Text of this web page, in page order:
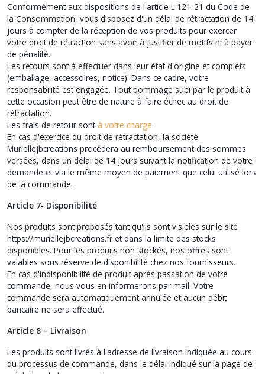
Conformément aux dispositions de l'article L.121-21 du Code de
la Consommation, vous disposez d'un délai de rétractation de 14
jours à compter de la réception de vos produits pour exercer
votre droit de rétraction sans avoir à justifier de motifs ni à payer
de pénalité.
Les retours sont à effectuer dans leur état d'origine et complets
(emballage, accessoires, notice). Dans ce cadre, votre
responsabilité est engagée. Tout dommage subi par le produit à
cette occasion peut être de nature à faire échec au droit de
rétractation.
Les frais de retour sontà votre charge.
En cas d'exercice du droit de rétractation, la société
Muriellejbcreations procédera au remboursement des sommes
versées, dans un délai de 14 jours suivant la notification de votre
demande et via le même moyen de paiement que celui utilisé lors
de la commande.
Article 7- Disponibilité
Nos produits sont proposés tant qu'ils sont visibles sur le site
https://muriellejbcreations.fr et dans la limite des stocks
disponibles. Pour les produits non stockés, nos offres sont
valables sous réserve de disponibilité chez nos fournisseurs.
En cas d'indisponibilité de produit après passation de votre
commande, nous vous en informerons par mail. Votre
commande sera automatiquement annulée et aucun débit
bancaire ne sera effectué.
Article 8 – Livraison
Les produits sont livrés à l'adresse de livraison indiquée au cours
du processus de commande, dans le délai indiqué sur la page de